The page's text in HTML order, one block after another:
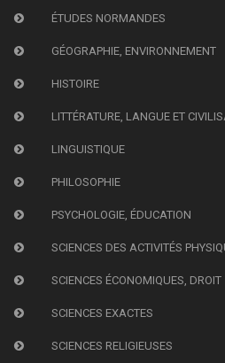
ÉTUDES NORMANDES
GÉOGRAPHIE, ENVIRONNEMENT
HISTOIRE
LITTÉRATURE, LANGUE ET
LINGUISTIQUE
PHILOSOPHIE
PSYCHOLOGIE, ÉDUCATION
SCIENCES DES ACTIVITÉS
SCIENCES ÉCONOMIQUES, DROIT
SCIENCES EXACTES
SCIENCES RELIGIEUSES